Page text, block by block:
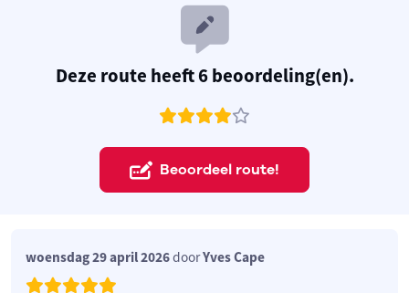
Deze route heeft 6 beoordeling(en).
Beoordeel route!
woensdag 29 april 2026doorYves Cape